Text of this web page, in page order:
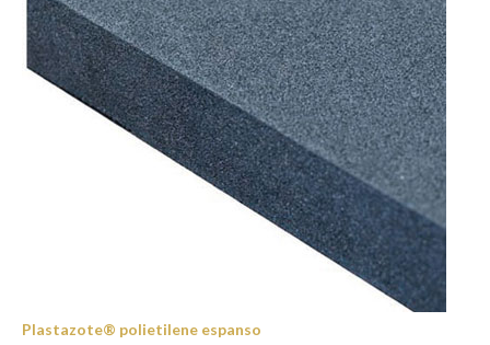
Plastazote® polietilene espanso